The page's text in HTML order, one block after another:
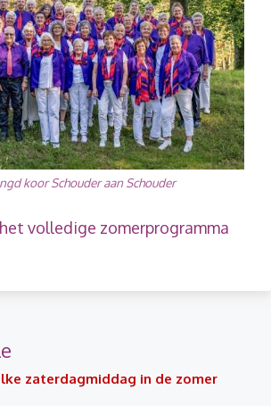
koor Schouder aan Schouder
volledige zomerprogramma
zaterdagmiddag in de zomer